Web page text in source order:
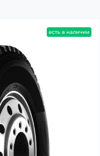
есть в наличии